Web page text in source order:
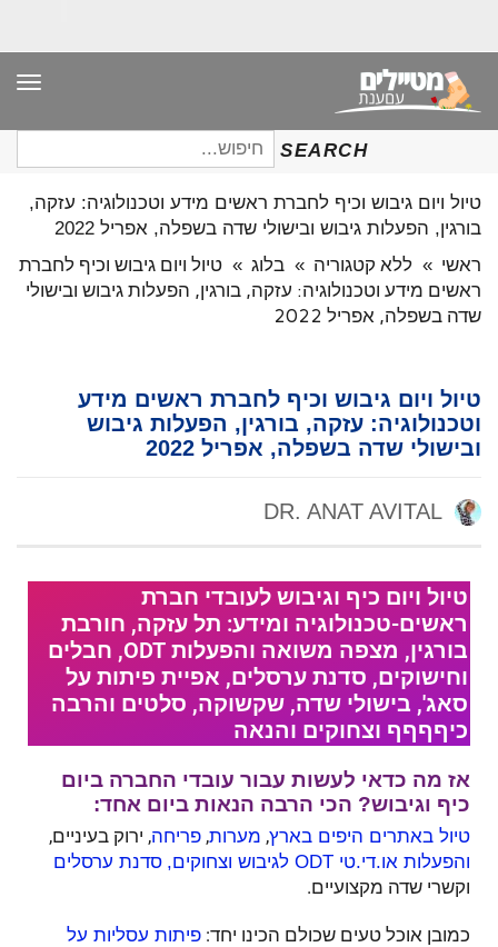
SEARCH
חיפוש
עבור:
טיול ויום גיבוש וכיף לחברת ראשים מידע וטכנולוגיה: עזקה,
בורגין, הפעלות גיבוש ובישולי שדה בשפלה, אפריל 2022
ראשי » ללא קטגוריה » בלוג » טיול ויום גיבוש וכיף לחברת
ראשים מידע וטכנולוגיה: עזקה, בורגין, הפעלות גיבוש ובישולי
שדה בשפלה, אפריל 2022
טיול ויום גיבוש וכיף לחברת ראשים מידע
וטכנולוגיה: עזקה, בורגין, הפעלות גיבוש
ובישולי שדה בשפלה, אפריל 2022
טיול ויום כיף וגיבוש לעובדי חברת
ראשים-טכנולוגיה ומידע: תל עזקה, חורבת
בורגין, מצפה משואה והפעלות ODT, חבלים
וחישוקים, סדנת ערסלים, אפיית פיתות על
סאג', בישולי שדה, שקשוקה, סלטים והרבה
כיףףףף וצחוקים והנאה
אז מה כדאי לעשות עבור עובדי החברה ביום
כיף וגיבוש? הכי הרבה הנאות ביום אחד:
טיול באתרים היפים בארץ, מערות, פריחה, ירוק בעיניים,
והפעלות או.די.טי ODT לגיבוש וצחוקים, סדנת ערסלים
וקשרי שדה מקצועיים.
כמובן אוכל טעים שכולם הכינו יחד: פיתות עסליות על